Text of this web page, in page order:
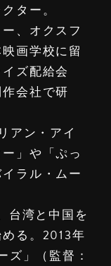
ター。
、オクスフ
画学校に留
ズ配給会
会社で研
アン・アイ
」や「ぷっ
ラル・ムー
台湾と中国を
る。2013年
ズ」（監督：